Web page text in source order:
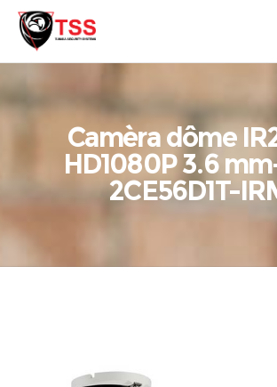
Camèra dôme
HD1080P 3.6
2CE56D1T-